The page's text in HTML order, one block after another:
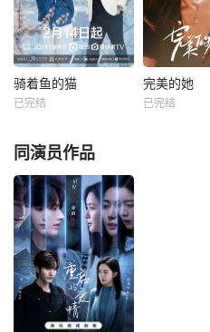
p; &amp;nbsp; &a
mp;nbsp; &amp;nb
sp; &amp;nbsp; &a
mp;nbsp; &amp;nb
sp; &amp;nbsp; &a
mp;nbsp; &amp;nb
异的青年
到一起，
宁瑾、金
音乐剧从
极通过音乐
中华优秀传
骑着鱼的猫
施花花（吕小雨
饰）作为一个出身
乡野的野生少女，
从小就身怀武艺，
精通各种技能。她
在独自下山历练的
过程中，承诺师傅
“九九八十一善”，
初次踏入大都市。
在这里，她误打误
骑着鱼的猫
已完结
完美的她
完美的她
已完结
同演员作品